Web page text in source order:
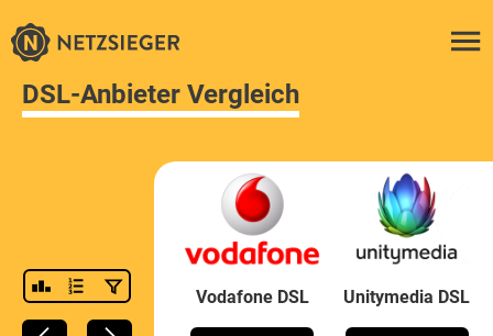
DSL-Anbieter Vergleich
Vodafone DSL Unitymedia DSL